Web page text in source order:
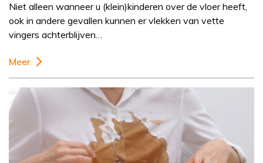
Niet alleen wanneer u (klein)kinderen over de vloer heeft,
ook in andere gevallen kunnen er vlekken van vette
vingers achterblijven…
Meer